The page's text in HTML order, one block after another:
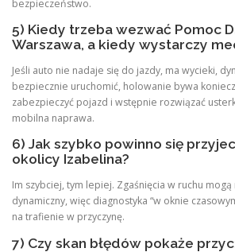
bezpieczeństwo.
5) Kiedy trzeba wezwać Pomoc
Warszawa, a kiedy wystarczy
Jeśli auto nie nadaje się do jazdy, ma wycieki,
bezpiecznie uruchomić, holowanie bywa
zabezpieczyć pojazd i wstępnie rozwiązać
mobilna naprawa.
6) Jak szybko powinno się
okolicy Izabelina?
Im szybciej, tym lepiej. Zgaśnięcia w ruchu
dynamiczny, więc diagnostyka “w oknie
na trafienie w przyczynę.
7) Czy skan błędów pokaże